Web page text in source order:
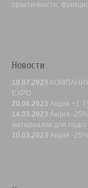
практичности,
Новости
10.07.2023
EXPO
20.06.2023 Акция +1:
14.03.2023 Акция -
материалов для
10.03.2023 Акция -